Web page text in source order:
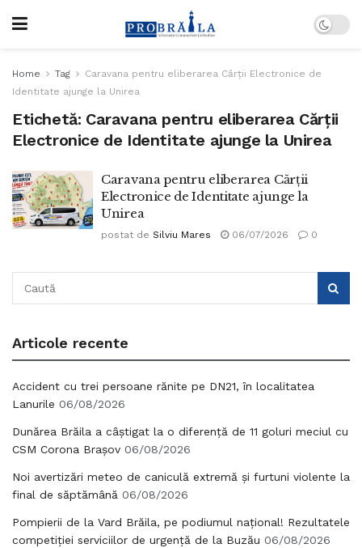
Home Tag
Caravana pentru eliberarea Cărții Electronice de
Identitate ajunge la Unirea
Etichetă: Caravana pentru eliberarea Cărții
Electronice de Identitate ajunge la Unirea
Caravana pentru eliberarea Cărții
Electronice de Identitate ajunge la
Unirea
postat de Silviu Mares 06/07/2026 0
Articole recente
Accident cu trei persoane rănite pe DN21, în localitatea
Lanurile 06/08/2026
Dunărea Brăila a câștigat la o diferență de 11 goluri meciul cu
CSM Corona Brașov 06/08/2026
Noi avertizări meteo de caniculă extremă și furtuni violente la
final de săptămână 06/08/2026
Pompierii de la Vard Brăila, pe podiumul național! Rezultatele
competiției serviciilor de urgență de la Buzău 06/08/2026